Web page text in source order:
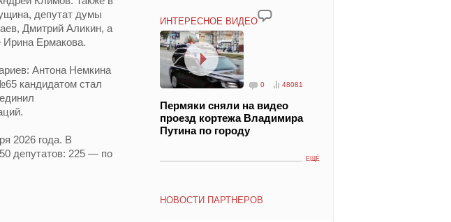
депутат думы
Дмитрий Аликин, а
Ирина Ермакова.
Антона Немкина
кандидатом стал
2026 года. В
депутатов: 225 — по
ИНТЕРЕСНОЕ ВИДЕО
0 48081
Пермяки сняли на видео
проезд кортежа Владимира
Путина по городу
ЕЩЁ
НОВОСТИ ПАРТНЕРОВ